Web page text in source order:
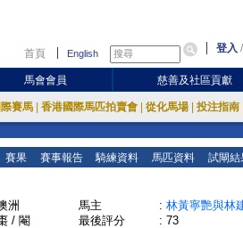
首頁 English 登入 /
馬會會員 慈善及社區貢獻
際賽馬 香港國際馬匹拍賣會 從化馬場 投注指南
賽果 賽事報告 騎練資料 馬匹資料 試閘結
洲
/ 閹
馬主 : 林黃寧艷與林
最後評分
: 73